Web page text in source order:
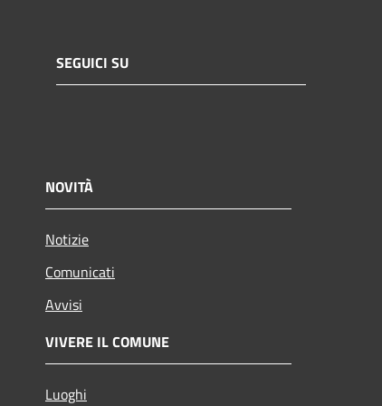
SEGUICI SU
NOVITÀ
Notizie
Comunicati
Avvisi
VIVERE IL COMUNE
Luoghi